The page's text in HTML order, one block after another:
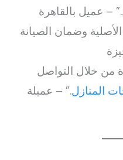
– عميل بالقاهرة
وضمان الصيانة
من خلال التواصل
المنازل.” – عميلة